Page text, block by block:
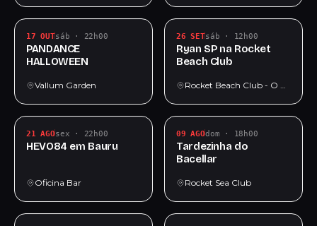
17 OUTsáb · 22h00
PANDANCE
HALLOWEEN
Vallum Garden
26 SETsáb · 12h00
Ryan SP na Rocket
Beach Club
Rocket Beach Club - O Melhor Restaurante Bar da Praia Grande
21 AGOsex · 22h00
HEVO84 em Bauru
Oficina Bar
09 AGOdom · 18h00
Tardezinha do
Bacellar
Rocket Sea Club